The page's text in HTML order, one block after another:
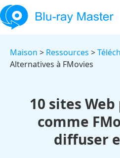
Maison > Ressources >
Alternatives à FMovies
10 sites
comme
diffuser